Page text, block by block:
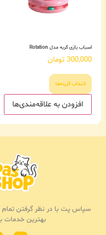
اسباب بازی گربه مدل Rotation
300,000 تومان
انتخاب گزینه‌ها
افزودن به علاقه‌مندی‌ها
سپاس پت با در نظر گرفتن
بهترین خدمات